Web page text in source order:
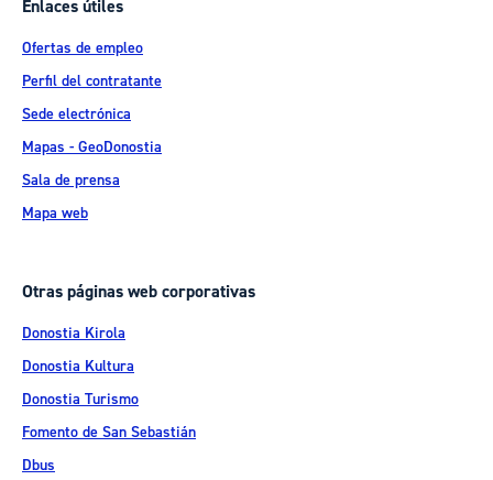
Enlaces útiles
Ofertas de empleo
Perfil del contratante
Sede electrónica
Mapas - GeoDonostia
Sala de prensa
Mapa web
Otras páginas web corporativas
Donostia Kirola
Donostia Kultura
Donostia Turismo
Fomento de San Sebastián
Dbus